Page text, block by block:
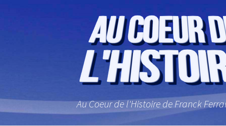
Au Coeur de l'Histoire de Franck